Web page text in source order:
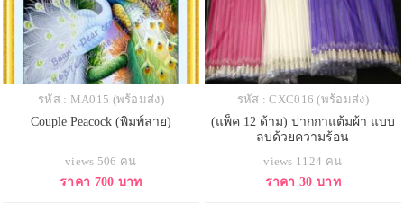
รหัส : MA015 (พร้อมส่ง)
Couple Peacock (พิมพ์ลาย)
views 506 คน
ราคา 700 บาท
รหัส : CXC016 (พร้อมส่ง)
(แพ็ค 12 ด้าม) ปากกาแต้มผ้า แบบ
ลบด้วยความร้อน
views 1124 คน
ราคา 30 บาท